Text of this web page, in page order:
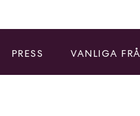
PRESS VANLIGA